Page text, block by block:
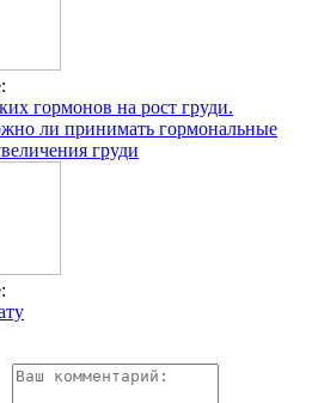
гормонов на рост груди.
ли принимать гормональные
груди